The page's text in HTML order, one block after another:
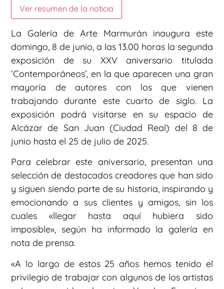
Ver resumen de la noticia
La Galería de Arte Marmurán inaugura este
domingo, 8 de junio, a las 13.00 horas la segunda
exposición de su XXV aniversario titulada
‘Contemporáneos’, en la que aparecen una gran
mayoría de autores con los que vienen
trabajando durante este cuarto de siglo. La
exposición podrá visitarse en su espacio de
Alcázar de San Juan (Ciudad Real) del 8 de
junio hasta el 25 de julio de 2025.
Para celebrar este aniversario, presentan una
selección de destacados creadores que han sido
y siguen siendo parte de su historia, inspirando y
emocionando a sus clientes y amigos, sin los
cuales «llegar hasta aquí hubiera sido
imposible», según ha informado la galería en
nota de prensa.
«A lo largo de estos 25 años hemos tenido el
privilegio de trabajar con algunos de los artistas